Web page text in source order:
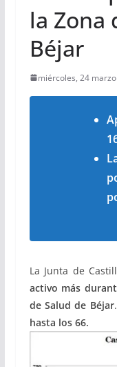
la Zona
Béjar
miércoles, 24
La Junta de
activo más
de Salud de Béjar
hasta los 66.